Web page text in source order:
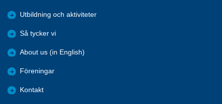
Utbildning och aktiviteter
Så tycker vi
About us (in English)
Föreningar
Kontakt